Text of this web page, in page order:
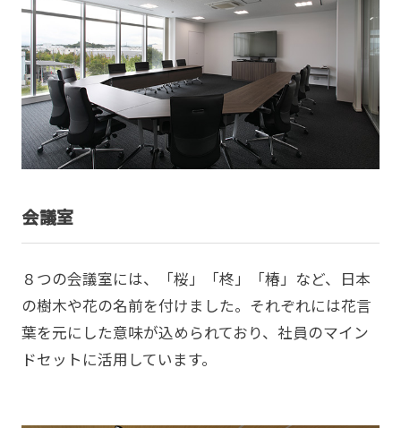
会議室
８つの会議室には、「桜」「柊」「椿」など、日本
の樹木や花の名前を付けました。それぞれには花言
葉を元にした意味が込められており、社員のマイン
ドセットに活用しています。